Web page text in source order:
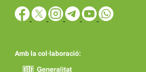
Amb la col·laboració: